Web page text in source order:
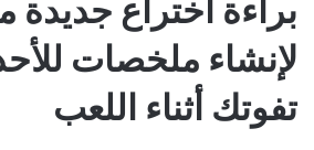
براءة اختراع
لإنشاء ملخصات
تفوتك أثناء اللعب